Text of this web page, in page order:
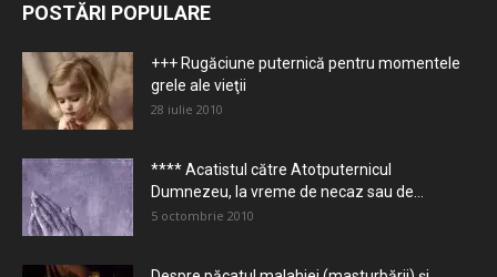
POSTĂRI POPULARE
+++ Rugăciune puternică pentru momentele
grele ale vieţii
28 iulie 2010
**** Acatistul către Atotputernicul
Dumnezeu, la vreme de necaz sau de...
5 octombrie 2010